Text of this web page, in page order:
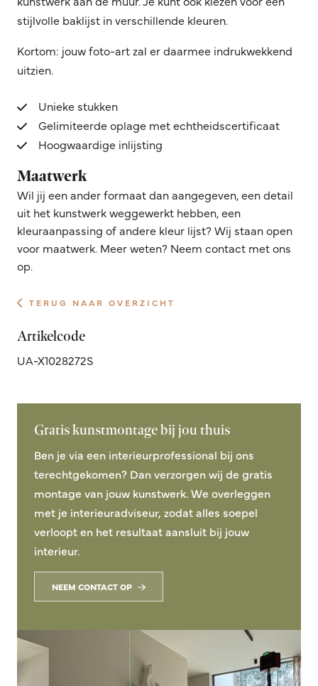
stijlvolle baklijst in verschillende kleuren.
Kortom: jouw foto-art zal er daarmee indrukwekkend
uitzien.
Unieke stukken
Gelimiteerde oplage met echtheidscertificaat
Hoogwaardige inlijsting
Maatwerk
Wil jij een ander formaat dan aangegeven, een detail
uit het kunstwerk weggewerkt hebben, een
kleuraanpassing of andere kleur lijst? Wij staan open
voor maatwerk. Meer weten? Neem contact met ons
op.
TERUG NAAR OVERZICHT
Artikelcode
UA-X1028272S
Gratis kunstmontage bij jou thuis
Ben je via een interieurprofessional bij ons
terechtgekomen? Dan verzorgen wij de gratis
montage van jouw kunstwerk. We overleggen
met je interieuradviseur, zodat alles soepel
verloopt en het resultaat aansluit bij jouw
interieur.
NEEM CONTACT OP